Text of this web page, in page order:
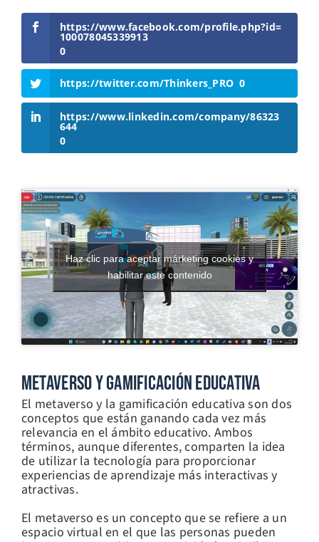
https://www.facebook.com/profile.php?id=
100078045339913
0
https://twitter.com/Thinkers_PRO 0
https://www.linkedin.com/company/86323
644
0
Haz clic para aceptar márketing cookies y
habilitar este contenido
Metaverso Y Gamificación Educativa
El metaverso y la gamificación educativa son dos
conceptos que están ganando cada vez más
relevancia en el ámbito educativo. Ambos
términos, aunque diferentes, comparten la idea
de utilizar la tecnología para proporcionar
experiencias de aprendizaje más interactivas y
atractivas.
El metaverso es un concepto que se refiere a un
espacio virtual en el que las personas pueden